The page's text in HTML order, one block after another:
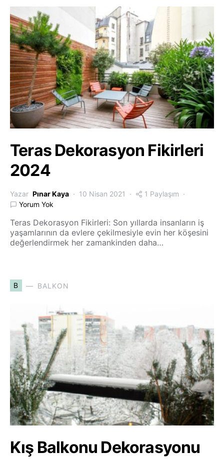
Teras Dekorasyon Fikirleri
2024
Yazar Pınar Kaya 10 Nisan 2021
1 Paylaşım
Yorum Yok
Teras Dekorasyon Fikirleri: Son yıllarda insanların iş
yaşamlarının da evlere çekilmesiyle evin her köşesini
değerlendirmek her zamankinden daha…
B BALKON
Kış Balkonu Dekorasyonu